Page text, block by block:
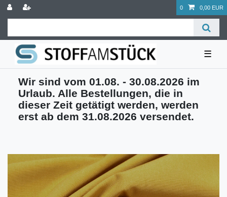
0 0,00 EUR
☰
Wir sind vom 01.08. - 30.08.2026 im
Urlaub. Alle Bestellungen, die in
dieser Zeit getätigt werden, werden
erst ab dem 31.08.2026 versendet.